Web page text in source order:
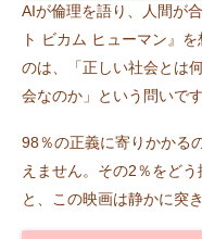
AIが倫理を語り、人間が
ト ビカム ヒューマン』
のは、「正しい社会とは
会なのか」という問いです
98％の正義に寄りかかる
えません。その2％をど
と、この映画は静かに突